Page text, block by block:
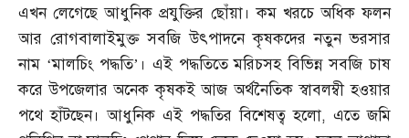
এখন লেগেছে আধুনিক প্রযুক্তির ছোঁয়া। কম খরচে অধিক ফলন
আর রোগবালাইমুক্ত সবজি উৎপাদনে কৃষকদের নতুন ভরসার
নাম ‘মালচিং পদ্ধতি’। এই পদ্ধতিতে মরিচসহ বিভিন্ন সবজি চাষ
করে উপজেলার অনেক কৃষকই আজ অর্থনৈতিক স্বাবলম্বী হওয়ার
পথে হাঁটছেন। আধুনিক এই পদ্ধতির বিশেষত্ব হলো, এতে জমি